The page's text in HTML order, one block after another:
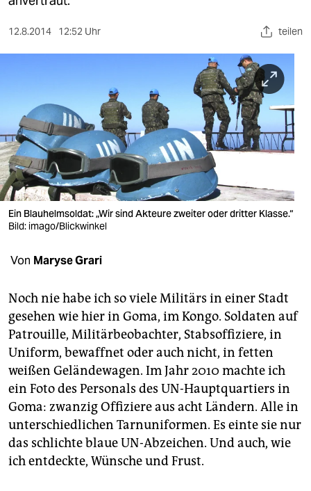
sport
wahrheit
verlag
verlag
veranstaltungen
fragen & hilfe
unterstützen
abo
genossenschaft
epaper login
12.8.2014 12:52 Uhr teilen
Ein Blauhelmsoldat: „Wir sind Akteure zweiter oder dritter Klasse.“
Bild: imago/Blickwinkel
Von Maryse Grari
Noch nie habe ich so viele Militärs in einer Stadt
gesehen wie hier in Goma, im Kongo. Soldaten auf
Patrouille, Militärbeobachter, Stabsoffiziere, in
Uniform, bewaffnet oder auch nicht, in fetten
weißen Geländewagen. Im Jahr 2010 machte ich
ein Foto des Personals des UN-Hauptquartiers in
Goma: zwanzig Offiziere aus acht Ländern. Alle in
unterschiedlichen Tarnuniformen. Es einte sie nur
das schlichte blaue UN-Abzeichen. Und auch, wie
ich entdeckte, Wünsche und Frust.